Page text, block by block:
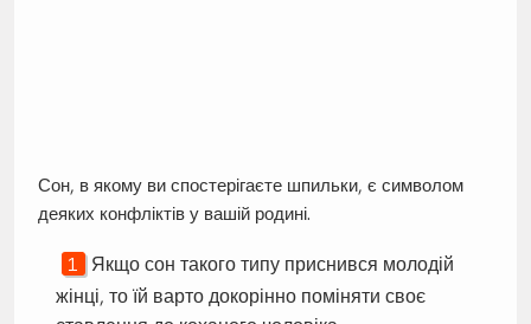
Сон, в якому ви спостерігаєте шпильки, є символом
деяких конфліктів у вашій родині.
Якщо сон такого типу приснився молодій
жінці, то їй варто докорінно поміняти своє